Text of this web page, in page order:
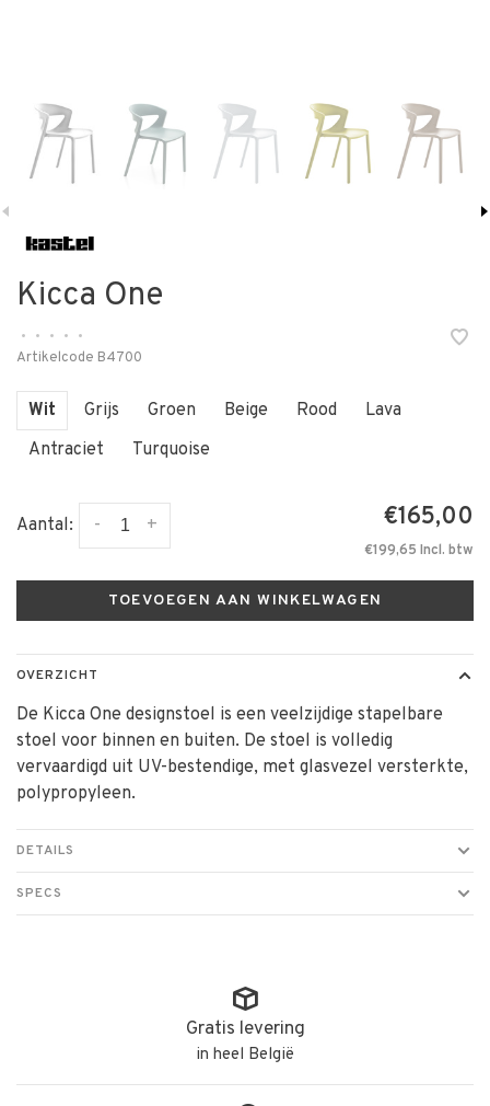
Kicca One
• • • •
•
Artikelcode B4700
Wit Grijs Groen Beige Rood
Lava
Antraciet
Turquoise
Aantal: +
- €165,00
€199,65 Incl. btw
TOEVOEGEN AAN WINKELWAGEN
OVERZICHT
De Kicca One designstoel is een veelzijdige stapelbare
stoel voor binnen en buiten. De stoel is volledig
vervaardigd uit UV-bestendige, met glasvezel versterkte,
polypropyleen.
DETAILS
SPECS
Gratis levering
in heel België